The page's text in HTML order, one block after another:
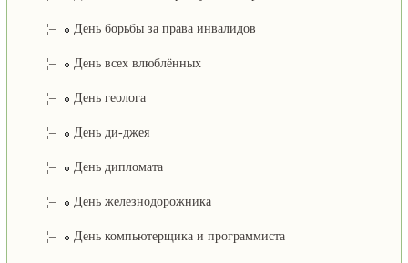
¦– День борьбы за права инвалидов
¦– День всех влюблённых
¦– День геолога
¦– День ди-джея
¦– День дипломата
¦– День железнодорожника
¦– День компьютерщика и программиста